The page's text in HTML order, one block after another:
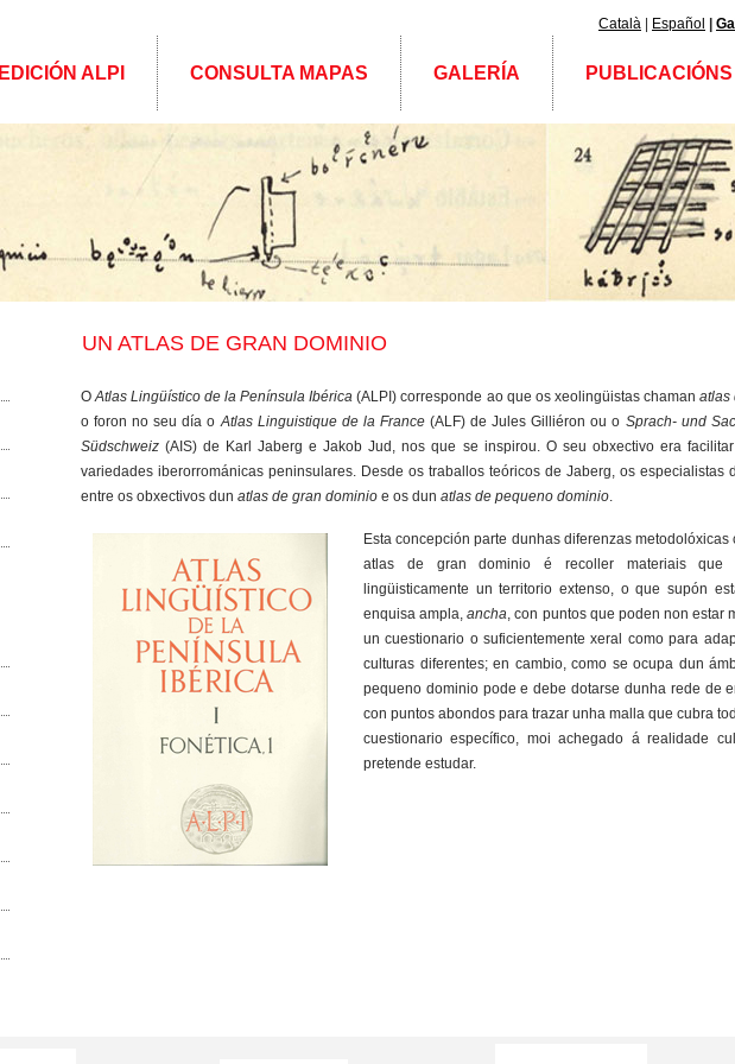
Català Español
EDICIÓN ALPI CONSULTA MAPAS GALERÍA PUBLICACIÓNS
UN ATLAS DE GRAN DOMINIO
OAtlas Lingüístico de la Península Ibérica (ALPI) corresponde ao que os xeolingüistas chaman atlas
o foron no seu día oAtlas Linguistique de la France(ALF) de Jules Gilliéron ou o Sprach- und
Südschweiz(AIS) de Karl Jaberg e Jakob Jud, nos que se inspirou. O seu obxectivo era
variedades iberorrománicas peninsulares. Desde os traballos teóricos de Jaberg, os especialistas
entre os obxectivos dun atlas de gran dominio e os dun atlas de pequeno dominio.
Esta concepción parte dunhas diferenzas metodolóxicas
atlas de gran dominio é recoller materiais que
lingüisticamente un territorio extenso, o que supón
enquisa ampla,ancha, con puntos que poden non estar
un cuestionario o suficientemente xeral como para
culturas diferentes; en cambio, como se ocupa dun
pequeno dominio pode e debe dotarse dunha rede de
con puntos abondos para trazar unha malla que cubra
cuestionario específico, moi achegado á realidade
pretende estudar.